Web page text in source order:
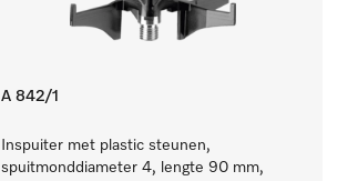
A 842/1
Inspuiter met plastic steunen,
spuitmonddiameter 4, lengte 90 mm,